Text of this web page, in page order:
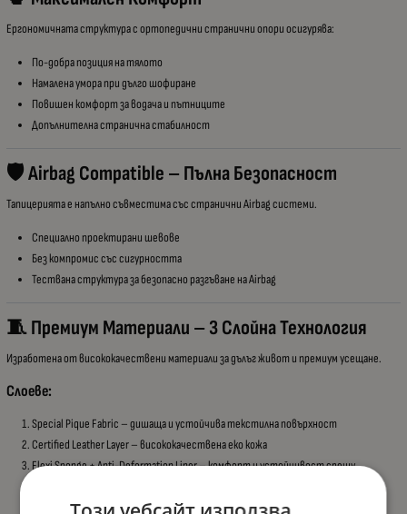
Ергономичната структура с ортопедични странични опори осигурява:
По-добра позиция на тялото
Намалена умора при дълго шофиране
Повишен комфорт за водача и пътниците
Допълнителна странична стабилност
🛡 Airbag Compatible – Пълна Безопасност
Тапицерията е напълно съвместима със странични Airbag системи.
Специално проектирани шевове
Без компромис със сигурността
Тествана структура за безопасно разгъване на Airbag
🧵 Премиум Материали – 3 Слойна Технология
Изработена от висококачествени материали за дълъг живот и премиум усещане.
Слоеве:
Special Pique Fabric – дишаща и устойчива текстилна повърхност
Certified Leather Layer – висококачествена еко кожа
Flexi Sponge + Anti-Deformation Liner – комфорт и устойчивост срещу